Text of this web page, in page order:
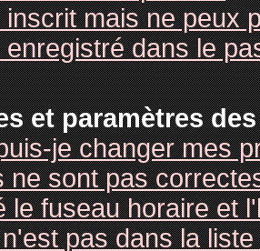
mais ne peux
dans le
et paramètres
je changer mes
ne sont pas
le fuseau horaire et
pas dans la liste